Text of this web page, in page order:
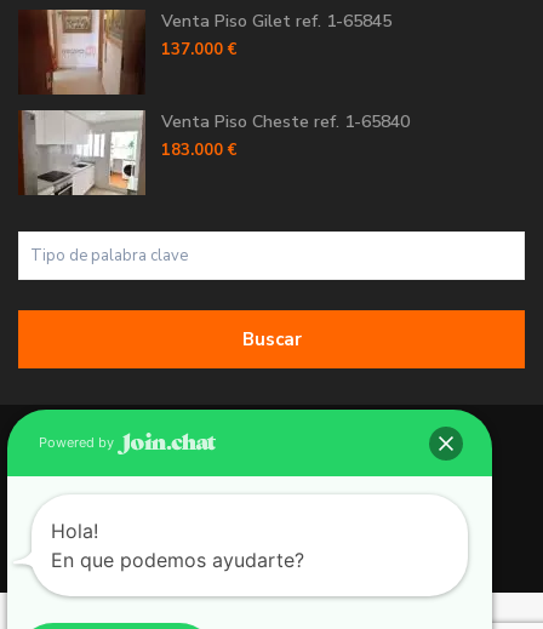
Venta Piso Gilet ref. 1-65845
137.000 €
Venta Piso Cheste ref. 1-65840
183.000 €
Buscar
Copyright 2026 | Grupo 90 inmobiliarias. All Rights Reserved.
Política de Cookies
Política de Privacidad
Aviso Legal
Powered by
Hola!
En que podemos ayudarte?